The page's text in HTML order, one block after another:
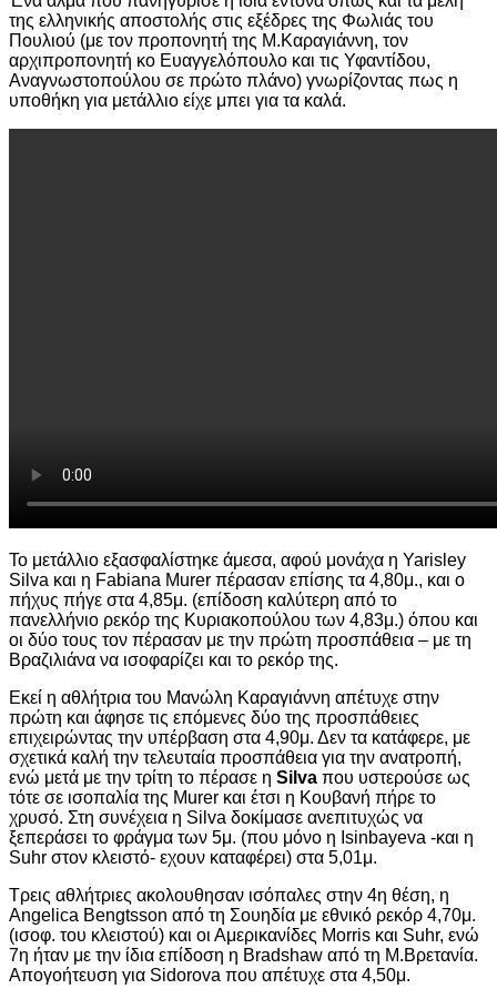
της ελληνικής αποστολής στις εξέδρες της Φωλιάς του
Πουλιού (με τον προπονητή της Μ.Καραγιάννη, τον
αρχιπροπονητή κο Ευαγγελόπουλο και τις Υφαντίδου,
Αναγνωστοπούλου σε πρώτο πλάνο) γνωρίζοντας πως η
υποθήκη για μετάλλιο είχε μπει για τα καλά.
Το μετάλλιο εξασφαλίστηκε άμεσα, αφού μονάχα η Yarisley
Silva και η Fabiana Murer πέρασαν επίσης τα 4,80μ., και ο
πήχυς πήγε στα 4,85μ. (επίδοση καλύτερη από το
πανελλήνιο ρεκόρ της Κυριακοπούλου των 4,83μ.) όπου και
οι δύο τους τον πέρασαν με την πρώτη προσπάθεια – με τη
Βραζιλιάνα να ισοφαρίζει και το ρεκόρ της.
Εκεί η αθλήτρια του Μανώλη Καραγιάννη απέτυχε στην
πρώτη και άφησε τις επόμενες δύο της προσπάθειες
επιχειρώντας την υπέρβαση στα 4,90μ. Δεν τα κατάφερε, με
σχετικά καλή την τελευταία προσπάθεια για την ανατροπή,
ενώ μετά με την τρίτη το πέρασε η Silva που υστερούσε ως
τότε σε ισοπαλία της Murer και έτσι η Κουβανή πήρε το
χρυσό. Στη συνέχεια η Silva δοκίμασε ανεπιτυχώς να
ξεπεράσει το φράγμα των 5μ. (που μόνο η Isinbayeva -και η
Suhr στον κλειστό- εχουν καταφέρει) στα 5,01μ.
Τρεις αθλήτριες ακολουθησαν ισόπαλες στην 4η θέση, η
Angelica Bengtsson από τη Σουηδία με εθνικό ρεκόρ 4,70μ.
(ισοφ. του κλειστού) και οι Αμερικανίδες Morris και Suhr, ενώ
7η ήταν με την ίδια επίδοση η Bradshaw από τη Μ.Βρετανία.
Απογοήτευση για Sidorova που απέτυχε στα 4,50μ.